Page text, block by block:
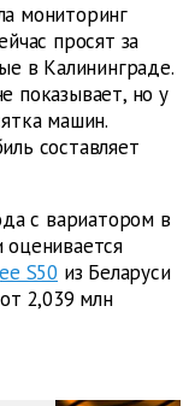
мониторинг
просят за
в Калининграде.
показывает, но у
машин.
составляет
с вариатором в
оценивается
S50 из Беларуси
2,039 млн